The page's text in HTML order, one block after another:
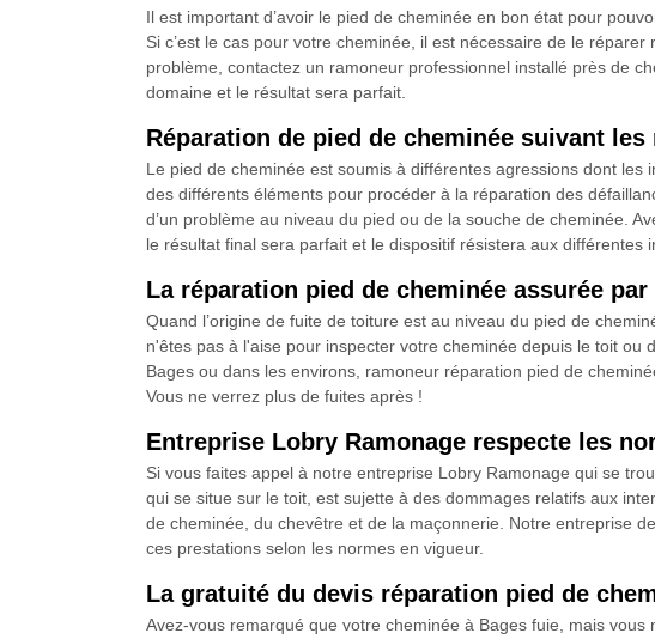
Il est important d’avoir le pied de cheminée en bon état pour
Si c’est le cas pour votre cheminée, il est nécessaire de le
problème, contactez un ramoneur professionnel installé près de
domaine et le résultat sera parfait.
Réparation de pied de cheminée suivant
Le pied de cheminée est soumis à différentes agressions dont
des différents éléments pour procéder à la réparation des
d’un problème au niveau du pied ou de la souche de cheminée.
le résultat final sera parfait et le dispositif résistera aux différentes
La réparation pied de cheminée assurée
Quand l’origine de fuite de toiture est au niveau du pied de
n'êtes pas à l'aise pour inspecter votre cheminée depuis le toit
Bages ou dans les environs, ramoneur réparation pied de
Vous ne verrez plus de fuites après !
Entreprise Lobry Ramonage respecte les
Si vous faites appel à notre entreprise Lobry Ramonage qui se
qui se situe sur le toit, est sujette à des dommages relatifs aux
de cheminée, du chevêtre et de la maçonnerie. Notre entreprise
ces prestations selon les normes en vigueur.
La gratuité du devis réparation pied de
Avez-vous remarqué que votre cheminée à Bages fuie, mais